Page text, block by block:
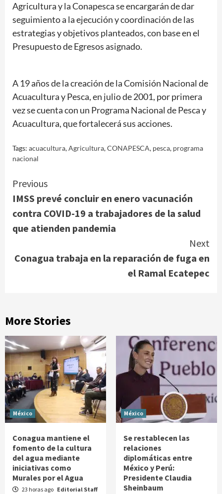
Agricultura y la Conapesca se encargarán de dar
seguimiento a la ejecución y coordinación de las
estrategias y objetivos planteados, con base en el
Presupuesto de Egresos asignado.
A 19 años de la creación de la Comisión Nacional de
Acuacultura y Pesca, en julio de 2001, por primera
vez se cuenta con un Programa Nacional de Pesca y
Acuacultura, que fortalecerá sus acciones.
Tags: acuacultura,Agricultura,CONAPESCA, pesca, programa
nacional
Continue
Reading
Previous
IMSS prevé concluir en enero vacunación
contra COVID-19 a trabajadores de la salud
que atienden pandemia
Next
Conagua trabaja en la reparación de fuga en
el Ramal Ecatepec
More Stories
México
Conagua mantiene el
fomento de la cultura
del agua mediante
iniciativas como
Murales por el Agua
23 horas ago Editorial Staff
México
Se restablecen las
relaciones
diplomáticas entre
México y Perú:
Presidente Claudia
Sheinbaum